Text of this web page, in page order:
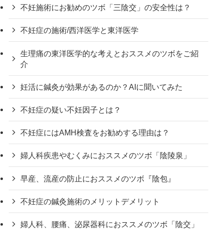
不妊施術にお勧めのツボ「三陰交」の安全性は？
不妊症の施術/西洋医学と東洋医学
生理痛の東洋医学的な考えとおススメのツボをご紹
介
妊活に鍼灸が効果があるのか？AIに聞いてみた
不妊症の疑い不妊因子とは？
不妊症にはAMH検査をお勧めする理由は？
婦人科疾患やむくみにおススメのツボ「陰陵泉」
早産、流産の防止におススメのツボ『陰包』
不妊症の鍼灸施術のメリットデメリット
婦人科、腰痛、泌尿器科におススメのツボ「陰交」